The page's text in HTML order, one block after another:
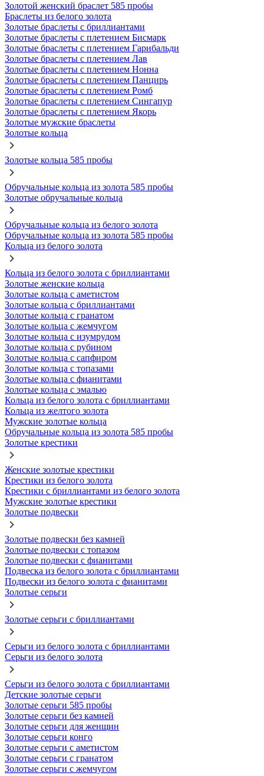
Золотой женский браслет 585 пробы
Браслеты из белого золота
Золотые браслеты с бриллиантами
Золотые браслеты с плетением Бисмарк
Золотые браслеты с плетением Гарибальди
Золотые браслеты с плетением Лав
Золотые браслеты с плетением Нонна
Золотые браслеты с плетением Панцирь
Золотые браслеты с плетением Ромб
Золотые браслеты с плетением Сингапур
Золотые браслеты с плетением Якорь
Золотые мужские браслеты
Золотые кольца
Золотые кольца 585 пробы
Обручальные кольца из золота 585 пробы
Золотые обручальные кольца
Обручальные кольца из белого золота
Обручальные кольца из золота 585 пробы
Кольца из белого золота
Кольца из белого золота с бриллиантами
Золотые женские кольца
Золотые кольца с аметистом
Золотые кольца с бриллиантами
Золотые кольца с гранатом
Золотые кольца с жемчугом
Золотые кольца с изумрудом
Золотые кольца с рубином
Золотые кольца с сапфиром
Золотые кольца с топазами
Золотые кольца с фианитами
Золотые кольца с эмалью
Кольца из белого золота с бриллиантами
Кольца из желтого золота
Мужские золотые кольца
Обручальные кольца из золота 585 пробы
Золотые крестики
Женские золотые крестики
Крестики из белого золота
Крестики с бриллиантами из белого золота
Мужские золотые крестики
Золотые подвески
Золотые подвески без камней
Золотые подвески с топазом
Золотые подвески с фианитами
Подвеска из белого золота с бриллиантами
Подвески из белого золота с фианитами
Золотые серьги
Золотые серьги с бриллиантами
Серьги из белого золота с бриллиантами
Серьги из белого золота
Серьги из белого золота с бриллиантами
Детские золотые серьги
Золотые серьги 585 пробы
Золотые серьги без камней
Золотые серьги для женщин
Золотые серьги конго
Золотые серьги с аметистом
Золотые серьги с гранатом
Золотые серьги с жемчугом